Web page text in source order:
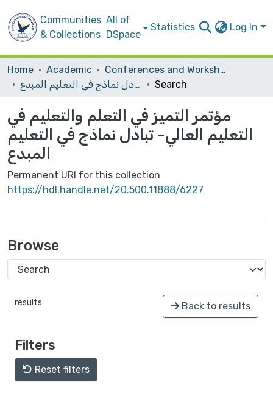
Communities
& Collections
All of
DSpace
Statistics Log In
Home Academic
Conferences and Workshops
مؤتمر التميز في التعلم والتعليم في التعليم العالي- تبادل نماذج في التعليم المبدع
Search
مؤتمر التميز في التعلم والتعليم في
التعليم العالي- تبادل نماذج في التعليم
المبدع
Permanent URI for this collection
https://hdl.handle.net/20.500.11888/6227
Browse
results Back to results
Filters
Reset filters